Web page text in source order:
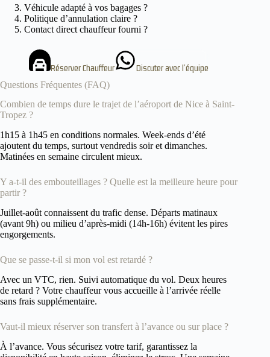
Véhicule adapté à vos bagages ?
Politique d’annulation claire ?
Contact direct chauffeur fourni ?
Réserver Chauffeur Discuter avec l’équipe
Questions Fréquentes (FAQ)
Combien de temps dure le trajet de l’aéroport de Nice à Saint-
Tropez ?
1h15 à 1h45 en conditions normales. Week-ends d’été
ajoutent du temps, surtout vendredis soir et dimanches.
Matinées en semaine circulent mieux.
Y a-t-il des embouteillages ? Quelle est la meilleure heure pour
partir ?
Juillet-août connaissent du trafic dense. Départs matinaux
(avant 9h) ou milieu d’après-midi (14h-16h) évitent les pires
engorgements.
Que se passe-t-il si mon vol est retardé ?
Avec un VTC, rien. Suivi automatique du vol. Deux heures
de retard ? Votre chauffeur vous accueille à l’arrivée réelle
sans frais supplémentaire.
Vaut-il mieux réserver son transfert à l’avance ou sur place ?
À l’avance. Vous sécurisez votre tarif, garantissez la